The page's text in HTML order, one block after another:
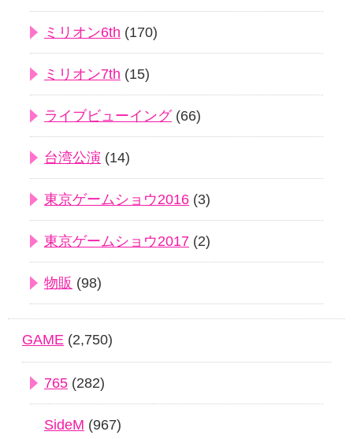
ミリオン6th (170)
ミリオン7th (15)
ライブビューイング(66)
台湾公演 (14)
東京ゲームショウ2016 (3)
東京ゲームショウ2017 (2)
物販 (98)
GAME (2,750)
765 (282)
SideM (967)